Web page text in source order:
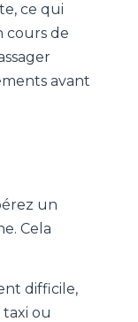
ce qui
cours de
avant
un
Cela
difficile,
ou